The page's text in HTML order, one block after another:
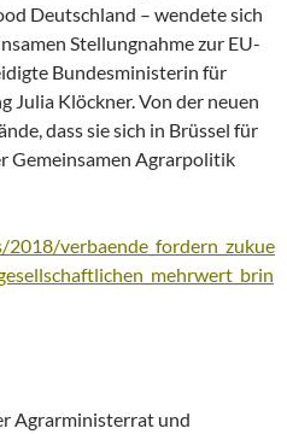
Deutschland – wendete sich
Stellungnahme zur EU-
Bundesministerin für
Julia Klöckner. Von der neuen
dass sie sich in Brüssel für
Gemeinsamen Agrarpolitik
verbaende_fordern_zukue
Agrarministerrat und